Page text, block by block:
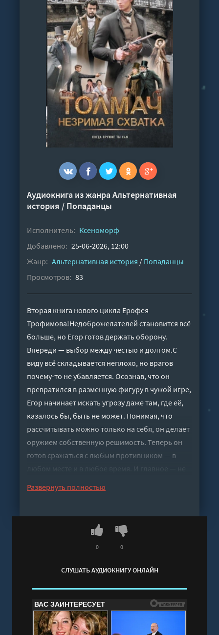
Аудиокнига из жанраАльтернативная
история / Попаданцы
Исполнитель: Ксеноморф
Добавлено: 25-06-2026, 12:00
Жанр: Альтернативная история / Попаданцы
Просмотров: 83
Вторая книга нового цикла Ерофея
Трофимова!Недоброжелателей становится всё
больше, но Егор готов держать оборону.
Впереди — выбор между честью и долгом.С
виду всё складывается неплохо, но врагов
почему-то не убавляется. Осознав, что он
превратился в разменную фигуру в чужой игре,
Егор начинает искать угрозу даже там, где её,
казалось бы, быть не может. Понимая, что
рассчитывать можно только на себя, он делает
оружием собственную решимость. Теперь он
готов сражаться с любым противником — в
любом месте и в любое время. И главное — не
богаче и влиятельнее.
бесплатно без регистрации - полная версия
Развернуть полностью
СЛУШАТЬ АУДИОКНИГУ ОНЛАЙН
0 0